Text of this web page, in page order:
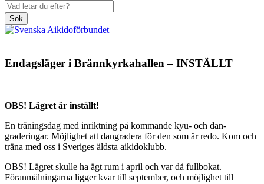
Sök
Endagsläger i Brännkyrkahallen – INSTÄLLT
OBS! Lägret är inställt!
En träningsdag med inriktning på kommande kyu- och dan-
graderingar. Möjlighet att dangradera för den som är redo. Kom och
träna med oss i Sveriges äldsta aikidoklubb.
OBS! Lägret skulle ha ägt rum i april och var då fullbokat.
Föranmälningarna ligger kvar till september, och möjlighet till